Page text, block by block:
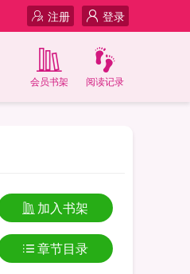
登录
注册
阅读记录
会员书架
加入书架
章节目录